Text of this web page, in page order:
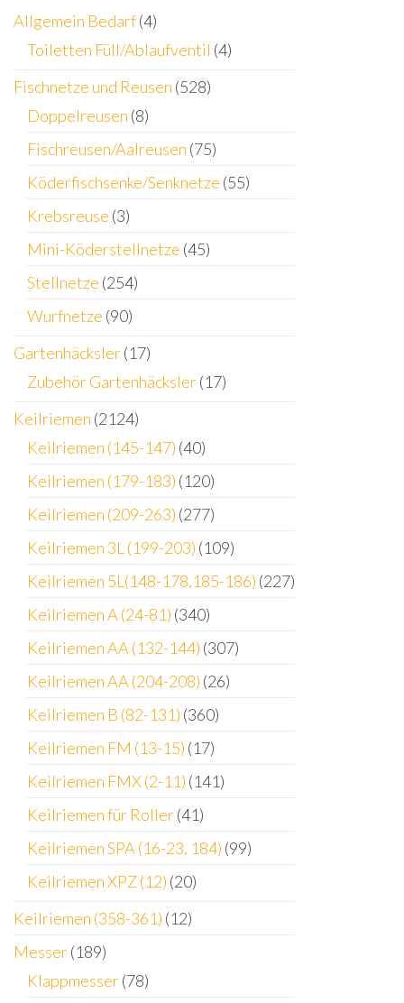
Allgemein Bedarf(4)
Toiletten Füll/Ablaufventil (4)
Fischnetze und Reusen (528)
Doppelreusen (8)
Fischreusen/Aalreusen (75)
Köderfischsenke/Senknetze (55)
Krebsreuse (3)
Mini-Köderstellnetze (45)
Stellnetze (254)
Wurfnetze (90)
Gartenhäcksler(17)
Zubehör Gartenhäcksler(17)
Keilriemen (2124)
Keilriemen (145-147) (40)
Keilriemen (179-183) (120)
Keilriemen (209-263) (277)
Keilriemen 3L (199-203) (109)
Keilriemen 5L(148-178,185-186) (227)
Keilriemen A (24-81) (340)
Keilriemen AA (132-144) (307)
Keilriemen AA (204-208) (26)
Keilriemen B (82-131) (360)
Keilriemen FM (13-15) (17)
Keilriemen FMX (2-11) (141)
Keilriemen für Roller(41)
Keilriemen SPA (16-23, 184) (99)
Keilriemen XPZ (12) (20)
Keilriemen (358-361) (12)
Messer(189)
Klappmesser(78)